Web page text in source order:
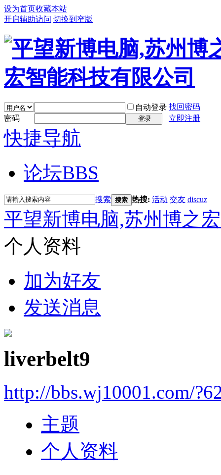
设为首页收藏本站
开启辅助访问 切换到窄版
自动登录 找回密码
密码
登录 立即注册
快捷导航
论坛BBS
搜索 搜索 热搜: 活动 交友 discuz
平望新博电脑,苏州博之
个人资料
加为好友
发送消息
liverbelt9
http://bbs.wj10001.com/
主题
个人资料